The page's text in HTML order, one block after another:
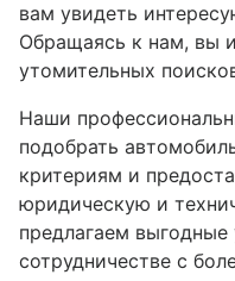
вам увидеть
Обращаясь к нам, вы
утомительных
Наши
подобрать
критериям и
юридическую и
предлагаем выгодные
сотрудничестве с